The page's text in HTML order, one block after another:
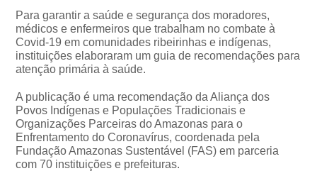
Para garantir a saúde e segurança dos moradores,
médicos e enfermeiros que trabalham no combate à
Covid-19 em comunidades ribeirinhas e indígenas,
instituições elaboraram um guia de recomendações para
atenção primária à saúde.
A publicação é uma recomendação da Aliança dos
Povos Indígenas e Populações Tradicionais e
Organizações Parceiras do Amazonas para o
Enfrentamento do Coronavírus, coordenada pela
Fundação Amazonas Sustentável (FAS) em parceria
com 70 instituições e prefeituras.